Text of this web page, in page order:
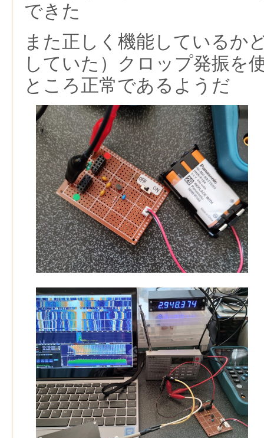
できた
また正しく機能しているか
していた）クロップ発振を
ところ正常であるようだ